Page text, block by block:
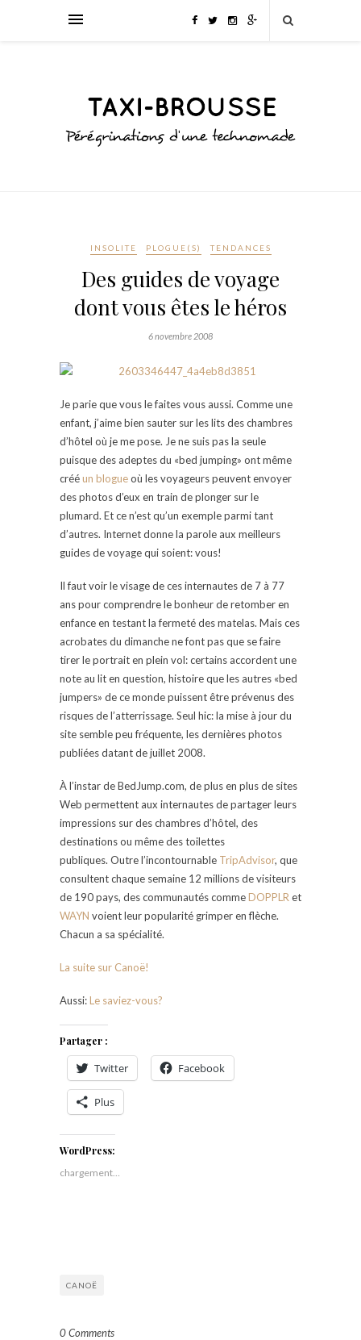
INSOLITE PLOGUE(S) TENDANCES
Des guides de voyage
dont vous êtes le héros
6 novembre 2008
Je parie que vous le faites vous aussi. Comme une
enfant, j’aime bien sauter sur les lits des chambres
d’hôtel où je me pose. Je ne suis pas la seule
puisque des adeptes du «bed jumping» ont même
crééun blogueoù les voyageurs peuvent envoyer
des photos d’eux en train de plonger sur le
plumard. Et ce n’est qu’un exemple parmi tant
d’autres. Internet donne la parole aux meilleurs
guides de voyage qui soient: vous!
Il faut voir le visage de ces internautes de 7 à 77
ans pour comprendre le bonheur de retomber en
enfance en testant la fermeté des matelas. Mais ces
acrobates du dimanche ne font pas que se faire
tirer le portrait en plein vol: certains accordent une
note au lit en question, histoire que les autres «bed
jumpers» de ce monde puissent être prévenus des
risques de l’atterrissage. Seul hic: la mise à jour du
site semble peu fréquente, les dernières photos
publiées datant de juillet 2008.
À l’instar de BedJump.com, de plus en plus de sites
Web permettent aux internautes de partager leurs
impressions sur des chambres d’hôtel, des
destinations ou même des toilettes
publiques. Outre l’incontournable TripAdvisor, que
consultent chaque semaine 12 millions de visiteurs
de 190 pays, des communautés commeDOPPLR et
WAYN voient leur popularité grimper en flèche.
Chacun a sa spécialité.
La suite sur Canoë!
Aussi:Le saviez-vous?
Partager :
Twitter Facebook
Plus
WordPress:
chargement…
CANOË
0 Comments